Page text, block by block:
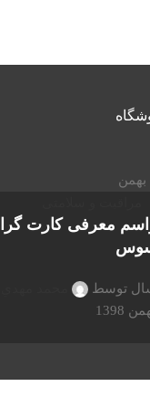
بهمن
معرفی کارت
توسط